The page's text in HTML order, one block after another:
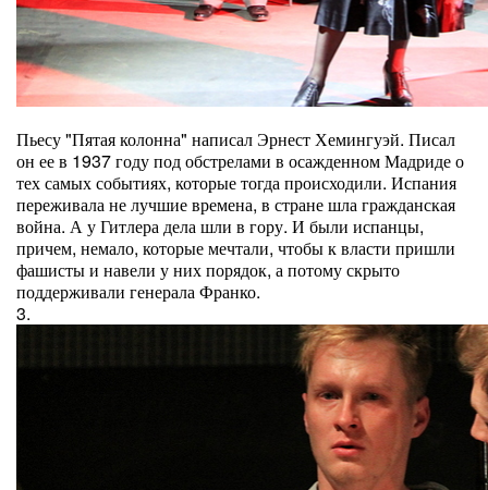
Пьесу "Пятая колонна" написал Эрнест Хемингуэй. Писал
он ее в 1937 году под обстрелами в осажденном Мадриде о
тех самых событиях, которые тогда происходили. Испания
переживала не лучшие времена, в стране шла гражданская
война. А у Гитлера дела шли в гору. И были испанцы,
причем, немало, которые мечтали, чтобы к власти пришли
фашисты и навели у них порядок, а потому скрыто
поддерживали генерала Франко.
3.